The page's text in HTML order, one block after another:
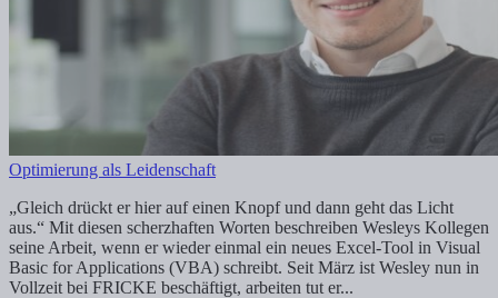
Optimierung als Leidenschaft
„Gleich drückt er hier auf einen Knopf und dann geht das Licht
aus.“ Mit diesen scherzhaften Worten beschreiben Wesleys Kollegen
seine Arbeit, wenn er wieder einmal ein neues Excel-Tool in Visual
Basic for Applications (VBA) schreibt. Seit März ist Wesley nun in
Vollzeit bei FRICKE beschäftigt, arbeiten tut er...